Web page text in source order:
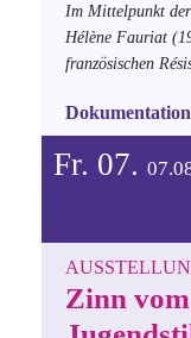
Im Mittelpunkt
Hélène Fauriat
französischen
Fr. 07.
Zinn